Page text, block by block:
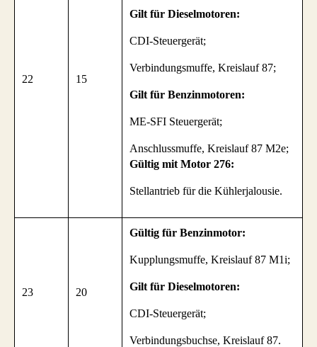
22 15
Gilt für Dieselmotoren:
CDI-Steuergerät;
Verbindungsmuffe, Kreislauf 87;
Gilt für Benzinmotoren:
ME-SFI Steuergerät;
Anschlussmuffe, Kreislauf 87 M2e;
Gültig mit Motor 276:
Stellantrieb für die Kühlerjalousie.
23 20
Gültig für Benzinmotor:
Kupplungsmuffe, Kreislauf 87 M1i;
Gilt für Dieselmotoren:
CDI-Steuergerät;
Verbindungsbuchse, Kreislauf 87.